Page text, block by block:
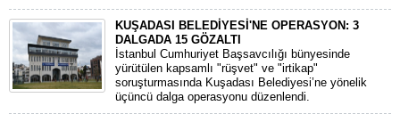
KUŞADASI BELEDİYESİ'NE OPERASYON: 3
DALGADA 15 GÖZALTI
​İstanbul Cumhuriyet Başsavcılığı bünyesinde
yürütülen kapsamlı "rüşvet" ve "irtikap"
soruşturmasında Kuşadası Belediyesi’ne yönelik
üçüncü dalga operasyonu düzenlendi.